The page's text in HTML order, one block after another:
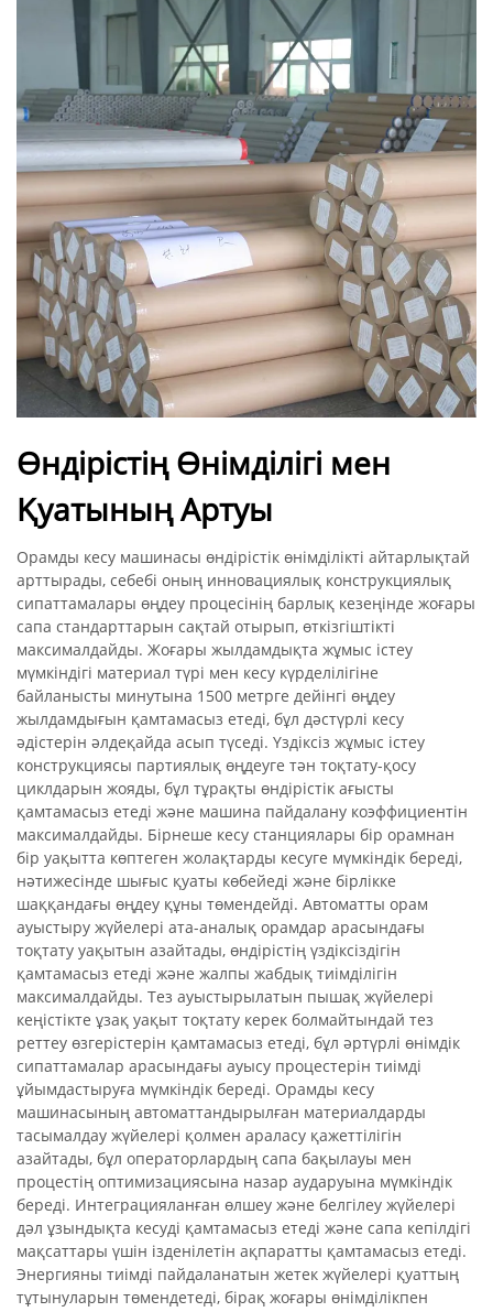
Өндірістің Өнімділігі мен
Қуатының Артуы
Орамды кесу машинасы өндірістік өнімділікті айтарлықтай
арттырады, себебі оның инновациялық конструкциялық
сипаттамалары өңдеу процесінің барлық кезеңінде жоғары
сапа стандарттарын сақтай отырып, өткізгіштікті
максималдайды. Жоғары жылдамдықта жұмыс істеу
мүмкіндігі материал түрі мен кесу күрделілігіне
байланысты минутына 1500 метрге дейінгі өңдеу
жылдамдығын қамтамасыз етеді, бұл дәстүрлі кесу
әдістерін әлдеқайда асып түседі. Үздіксіз жұмыс істеу
конструкциясы партиялық өңдеуге тән тоқтату-қосу
циклдарын жояды, бұл тұрақты өндірістік ағысты
қамтамасыз етеді және машина пайдалану коэффициентін
максималдайды. Бірнеше кесу станциялары бір орамнан
бір уақытта көптеген жолақтарды кесуге мүмкіндік береді,
нәтижесінде шығыс қуаты көбейеді және бірлікке
шаққандағы өңдеу құны төмендейді. Автоматты орам
ауыстыру жүйелері ата-аналық орамдар арасындағы
тоқтату уақытын азайтады, өндірістің үздіксіздігін
қамтамасыз етеді және жалпы жабдық тиімділігін
максималдайды. Тез ауыстырылатын пышақ жүйелері
кеңістікте ұзақ уақыт тоқтату керек болмайтындай тез
реттеу өзгерістерін қамтамасыз етеді, бұл әртүрлі өнімдік
сипаттамалар арасындағы ауысу процестерін тиімді
ұйымдастыруға мүмкіндік береді. Орамды кесу
машинасының автоматтандырылған материалдарды
тасымалдау жүйелері қолмен араласу қажеттілігін
азайтады, бұл операторлардың сапа бақылауы мен
процестің оптимизациясына назар аударуына мүмкіндік
береді. Интеграцияланған өлшеу және белгілеу жүйелері
дәл ұзындықта кесуді қамтамасыз етеді және сапа кепілдігі
мақсаттары үшін ізденілетін ақпаратты қамтамасыз етеді.
Энергияны тиімді пайдаланатын жетек жүйелері қуаттың
тұтынуларын төмендетеді, бірақ жоғары өнімділікпен